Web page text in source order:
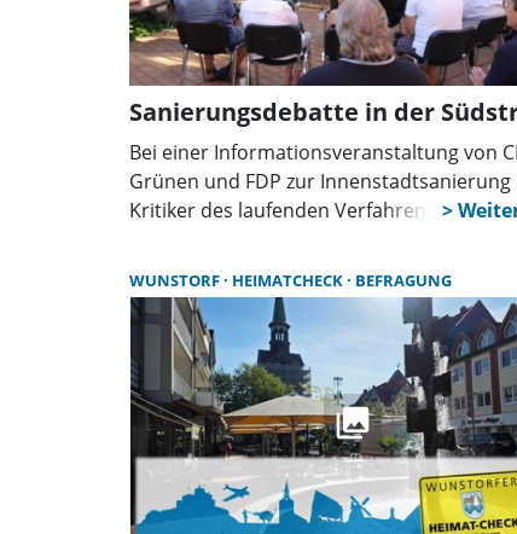
Sanierungsdebatte in der
Bei einer Informationsveranstaltung von
Grünen und FDP zur Innenstadtsanierung
Kritiker des laufenden Verfahrens ihre
einen politischen Neustart bleibt dennoch
bestehen.
WUNSTORF HEIMATCHECK BEFRAGUNG